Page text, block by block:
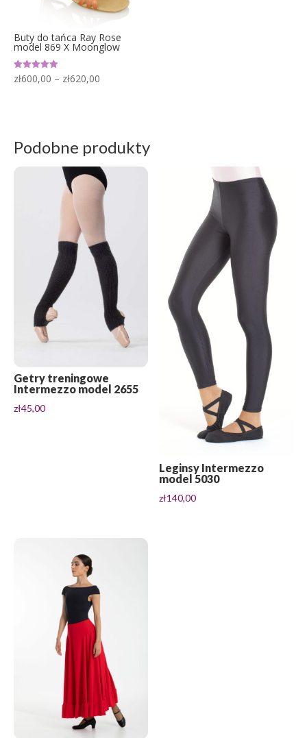
Buty do tańca Ray Rose
model 869 X Moonglow
Oceniono
5.00
zł600,00 – zł620,00
zł620,00
Podobne produkty
Getry treningowe
Intermezzo model 2655
zł45,00
Leginsy Intermezzo
model 5030
zł140,00